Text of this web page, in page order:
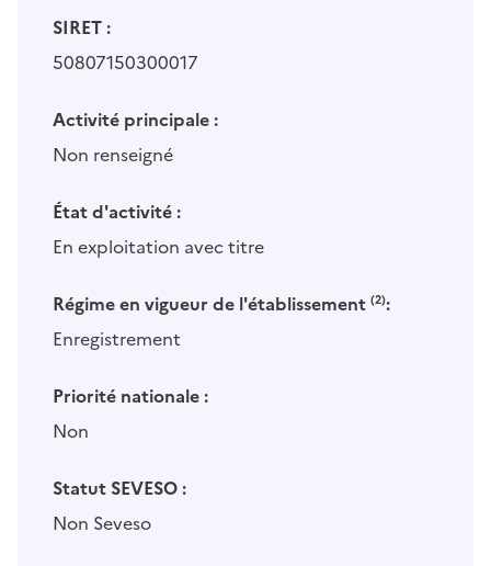
SIRET :
50807150300017
Activité principale :
Non renseigné
État d'activité :
En exploitation avec titre
Régime en vigueur de l'établissement (2):
Enregistrement
Priorité nationale :
Non
Statut SEVESO :
Non Seveso